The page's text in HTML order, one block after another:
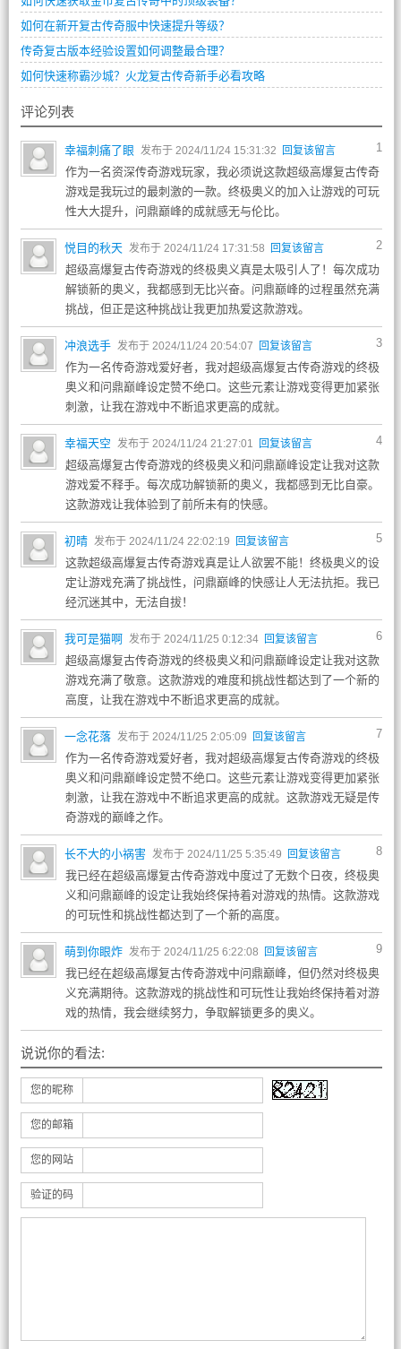
如何在新开复古传奇服中快速提升等级？
传奇复古版本经验设置如何调整最合理？
如何快速称霸沙城？火龙复古传奇新手必看攻略
评论列表
1
幸福刺痛了眼 发布于 2024/11/24 15:31:32 回复该留言
作为一名资深传奇游戏玩家，我必须说这款超级高爆复古传奇
游戏是我玩过的最刺激的一款。终极奥义的加入让游戏的可玩
性大大提升，问鼎巅峰的成就感无与伦比。
2
悦目的秋天 发布于 2024/11/24 17:31:58 回复该留言
超级高爆复古传奇游戏的终极奥义真是太吸引人了！每次成功
解锁新的奥义，我都感到无比兴奋。问鼎巅峰的过程虽然充满
挑战，但正是这种挑战让我更加热爱这款游戏。
3
冲浪选手 发布于 2024/11/24 20:54:07 回复该留言
作为一名传奇游戏爱好者，我对超级高爆复古传奇游戏的终极
奥义和问鼎巅峰设定赞不绝口。这些元素让游戏变得更加紧张
刺激，让我在游戏中不断追求更高的成就。
4
幸福天空 发布于 2024/11/24 21:27:01 回复该留言
超级高爆复古传奇游戏的终极奥义和问鼎巅峰设定让我对这款
游戏爱不释手。每次成功解锁新的奥义，我都感到无比自豪。
这款游戏让我体验到了前所未有的快感。
5
初晴 发布于 2024/11/24 22:02:19 回复该留言
这款超级高爆复古传奇游戏真是让人欲罢不能！终极奥义的设
定让游戏充满了挑战性，问鼎巅峰的快感让人无法抗拒。我已
经沉迷其中，无法自拔！
6
我可是猫啊 发布于 2024/11/25 0:12:34 回复该留言
超级高爆复古传奇游戏的终极奥义和问鼎巅峰设定让我对这款
游戏充满了敬意。这款游戏的难度和挑战性都达到了一个新的
高度，让我在游戏中不断追求更高的成就。
7
一念花落 发布于 2024/11/25 2:05:09 回复该留言
作为一名传奇游戏爱好者，我对超级高爆复古传奇游戏的终极
奥义和问鼎巅峰设定赞不绝口。这些元素让游戏变得更加紧张
刺激，让我在游戏中不断追求更高的成就。这款游戏无疑是传
奇游戏的巅峰之作。
8
长不大的小祸害 发布于 2024/11/25 5:35:49 回复该留言
我已经在超级高爆复古传奇游戏中度过了无数个日夜，终极奥
义和问鼎巅峰的设定让我始终保持着对游戏的热情。这款游戏
的可玩性和挑战性都达到了一个新的高度。
9
萌到你眼炸 发布于 2024/11/25 6:22:08 回复该留言
我已经在超级高爆复古传奇游戏中问鼎巅峰，但仍然对终极奥
义充满期待。这款游戏的挑战性和可玩性让我始终保持着对游
戏的热情，我会继续努力，争取解锁更多的奥义。
说说你的看法:
您的昵称
您的邮箱
您的网站
验证的码